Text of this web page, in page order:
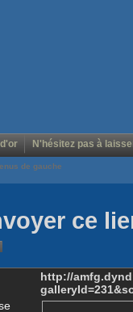
N'hésitez pas à
de gauche
ce
http://